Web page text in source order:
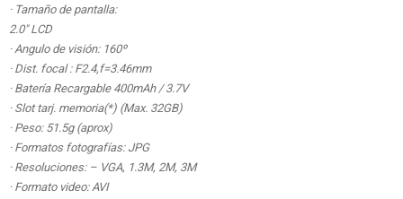
· Tamaño de pantalla:
2.0″ LCD
· Angulo de visión: 160º
· Dist. focal : F2.4,f=3.46mm
· Batería Recargable 400mAh / 3.7V
· Slot tarj. memoria(*) (Max. 32GB)
· Peso: 51.5g (aprox)
· Formatos fotografías: JPG
· Resoluciones: – VGA, 1.3M, 2M, 3M
· Formato video: AVI